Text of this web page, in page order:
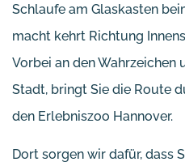
Schlaufe am Glaskasten
macht kehrt Richtung
Vorbei an den Wahrzeichen
Stadt, bringt Sie die Route
den Erlebniszoo Hannover.
Dort sorgen wir dafür, dass